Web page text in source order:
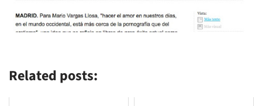
Related posts: